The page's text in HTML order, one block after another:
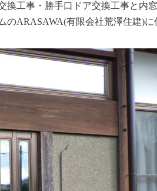
工事・勝手口ドア交換工事と内
ARASAWA(有限会社荒澤住建)に